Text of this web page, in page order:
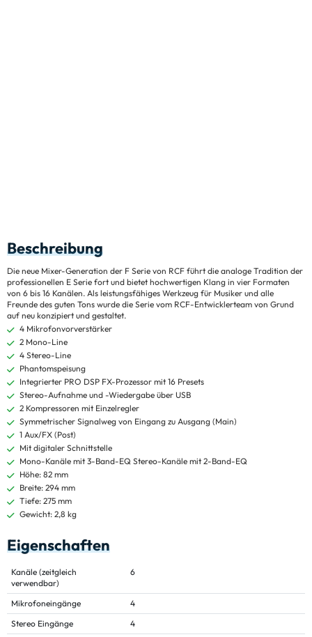
Beschreibung
Die neue Mixer-Generation der F Serie von RCF führt die analoge Tradition der
professionellen E Serie fort und bietet hochwertigen Klang in vier Formaten
von 6 bis 16 Kanälen. Als leistungsfähiges Werkzeug für Musiker und alle
Freunde des guten Tons wurde die Serie vom RCF-Entwicklerteam von Grund
auf neu konzipiert und gestaltet.
4 Mikrofonvorverstärker
2 Mono-Line
4 Stereo-Line
Phantomspeisung
Integrierter PRO DSP FX-Prozessor mit 16 Presets
Stereo-Aufnahme und -Wiedergabe über USB
2 Kompressoren mit Einzelregler
Symmetrischer Signalweg von Eingang zu Ausgang (Main)
1 Aux/FX (Post)
Mit digitaler Schnittstelle
Mono-Kanäle mit 3-Band-EQ Stereo-Kanäle mit 2-Band-EQ
Höhe: 82 mm
Breite: 294 mm
Tiefe: 275 mm
Gewicht: 2,8 kg
Eigenschaften
Kanäle (zeitgleich
verwendbar)
6
Mikrofoneingänge
4
Stereo Eingänge
4